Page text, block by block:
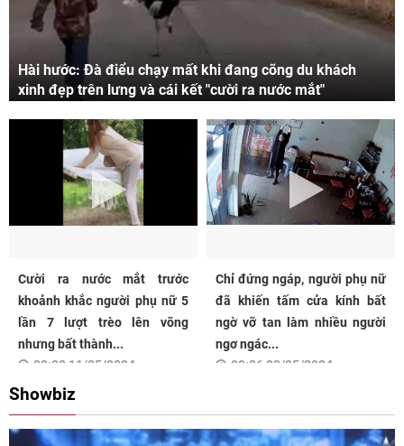
Hài hước: Đà điểu chạy mất khi đang cõng du khách
xinh đẹp trên lưng và cái kết "cười ra nước mắt"
Cười ra nước mắt trước
khoảnh khắc người phụ nữ 5
lần 7 lượt trèo lên võng
nhưng bất thành...
08:00 11/05/2024
Chỉ đứng ngáp, người phụ nữ
đã khiến tấm cửa kính bất
ngờ vỡ tan làm nhiều người
ngơ ngác...
09:06 03/05/2024
Showbiz